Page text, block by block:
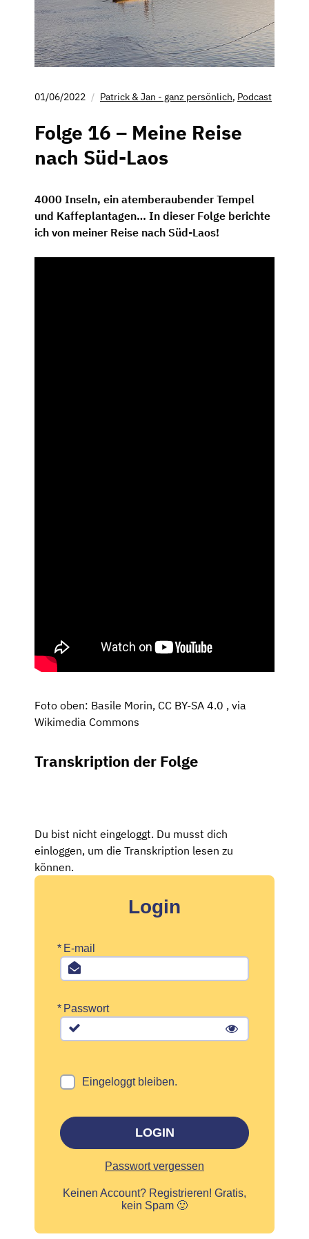
01/06/2022 Patrick & Jan - ganz persönlich, Podcast
Folge 16 – Meine Reise
nach Süd-Laos
4000 Inseln, ein atemberaubender Tempel
und Kaffeplantagen… In dieser Folge berichte
ich von meiner Reise nach Süd-Laos!
Foto oben: Basile Morin, CC BY-SA 4.0 , via
Wikimedia Commons
Transkription der Folge
Du bist nicht eingeloggt. Du musst dich
einloggen, um die Transkription lesen zu
können.
Login
* E-mail
* Passwort
Eingeloggt bleiben.
LOGIN
Passwort vergessen
Keinen Account? Registrieren! Gratis,
kein Spam 🙂